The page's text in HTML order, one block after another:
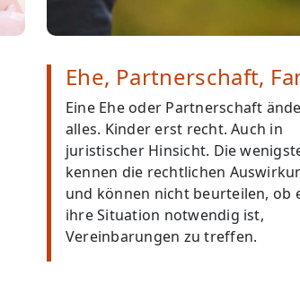
Ehe, Partnerschaft,
Eine Ehe oder Partnerschaft
alles. Kinder erst recht. Auch in
juristischer Hinsicht. Die
kennen die rechtlichen
und können nicht beurteilen, ob
ihre Situation notwendig ist,
Vereinbarungen zu treffen.